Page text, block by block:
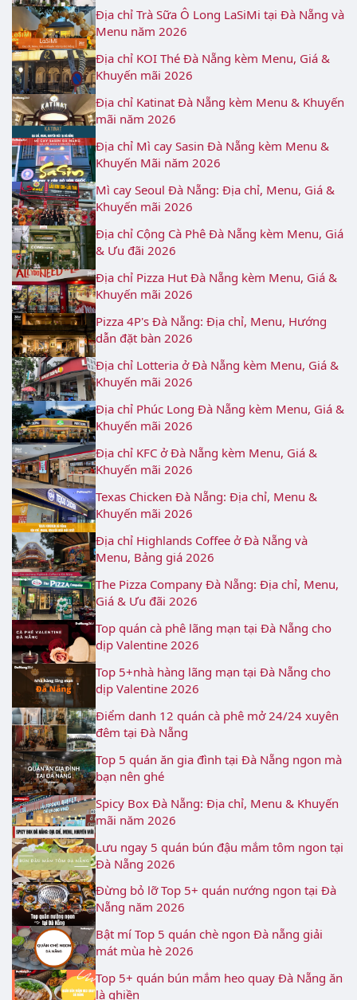
Địa chỉ Trà Sữa Ô Long LaSiMi tại Đà Nẵng và
Menu năm 2026
Địa chỉ KOI Thé Đà Nẵng kèm Menu, Giá &
Khuyến mãi 2026
Địa chỉ Katinat Đà Nẵng kèm Menu & Khuyến
mãi năm 2026
Địa chỉ Mì cay Sasin Đà Nẵng kèm Menu &
Khuyến Mãi năm 2026
Mì cay Seoul Đà Nẵng: Địa chỉ, Menu, Giá &
Khuyến mãi 2026
Địa chỉ Cộng Cà Phê Đà Nẵng kèm Menu, Giá
& Ưu đãi 2026
Địa chỉ Pizza Hut Đà Nẵng kèm Menu, Giá &
Khuyến mãi 2026
Pizza 4P's Đà Nẵng: Địa chỉ, Menu, Hướng
dẫn đặt bàn 2026
Địa chỉ Lotteria ở Đà Nẵng kèm Menu, Giá &
Khuyến mãi 2026
Địa chỉ Phúc Long Đà Nẵng kèm Menu, Giá &
Khuyến mãi 2026
Địa chỉ KFC ở Đà Nẵng kèm Menu, Giá &
Khuyến mãi 2026
Texas Chicken Đà Nẵng: Địa chỉ, Menu &
Khuyến mãi 2026
Địa chỉ Highlands Coffee ở Đà Nẵng và
Menu, Bảng giá 2026
The Pizza Company Đà Nẵng: Địa chỉ, Menu,
Giá & Ưu đãi 2026
Top quán cà phê lãng mạn tại Đà Nẵng cho
dịp Valentine 2026
Top 5+nhà hàng lãng mạn tại Đà Nẵng cho
dịp Valentine 2026
Điểm danh 12 quán cà phê mở 24/24 xuyên
đêm tại Đà Nẵng
Top 5 quán ăn gia đình tại Đà Nẵng ngon mà
bạn nên ghé
Spicy Box Đà Nẵng: Địa chỉ, Menu & Khuyến
mãi năm 2026
Lưu ngay 5 quán bún đậu mắm tôm ngon tại
Đà Nẵng 2026
Đừng bỏ lỡ Top 5+ quán nướng ngon tại Đà
Nẵng năm 2026
Bật mí Top 5 quán chè ngon Đà nẵng giải
mát mùa hè 2026
Top 5+ quán bún mắm heo quay Đà Nẵng ăn
là ghiền